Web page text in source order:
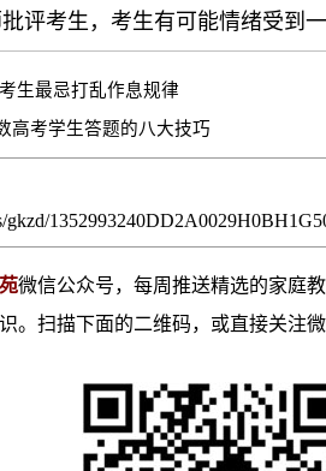
评考生，考生有可能情绪受到
生最忌打乱作息规律
高考学生答题的八大技巧
gkzd/
微信公众号，每周推送精选的家庭
。扫描下面的二维码，或直接关注